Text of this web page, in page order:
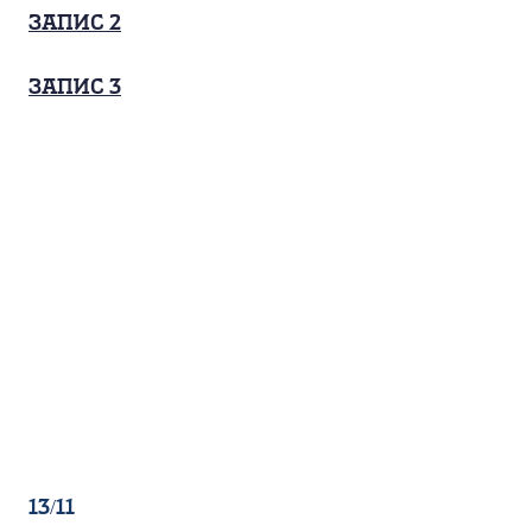
запис 2
запис 3
13/11